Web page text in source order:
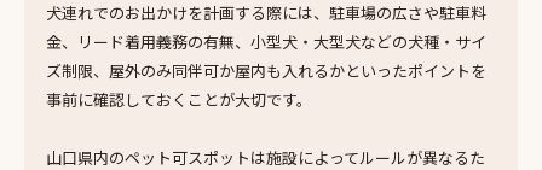
犬連れでのお出かけを計画する際には、駐車場の広さや駐車料
金、リード着用義務の有無、小型犬・大型犬などの犬種・サイ
ズ制限、屋外のみ同伴可か屋内も入れるかといったポイントを
事前に確認しておくことが大切です。
山口県内のペット可スポットは施設によってルールが異なるた